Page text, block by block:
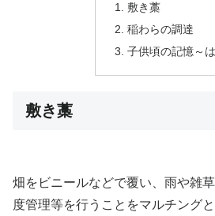
敷き藁
稲わらの調達
子供頃の記憶～
敷き藁
畑をビニールなどで覆い、雨や雑
度管理等を行うことをマルチングと